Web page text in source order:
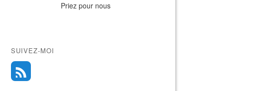
Priez pour nous
SUIVEZ-MOI